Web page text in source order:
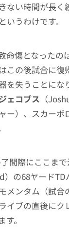
ない時間が長く
いうわけです。
命傷となったの
この後試合に復
を失うことにな
ェコブス （
ー）、スカー
間際にここま
）の68ヤードTD
メンタム（試合
イブの直後に
す。